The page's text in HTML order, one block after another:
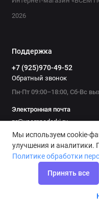
2026
Поддержка
+7 (925)970-49-52
Обратный звонок
Пн-Пт 09:00–18:00, Сб-Вс
Электронная почта
pr@vsempodarki.ru
Адрес магазина
Москва, ул. Новопесчаная,
Подписаться на рассылку
Мы не будем присылать
Мы используем cookie-
улучшения и аналитики.
Политике обработки
Принять все